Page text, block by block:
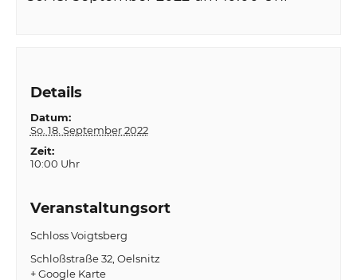
Details
Datum:
So. 18. September 2022
Zeit:
10:00 Uhr
Veranstaltungsort
Schloss Voigtsberg
Schloßstraße 32 Oelsnitz
+ Google Karte